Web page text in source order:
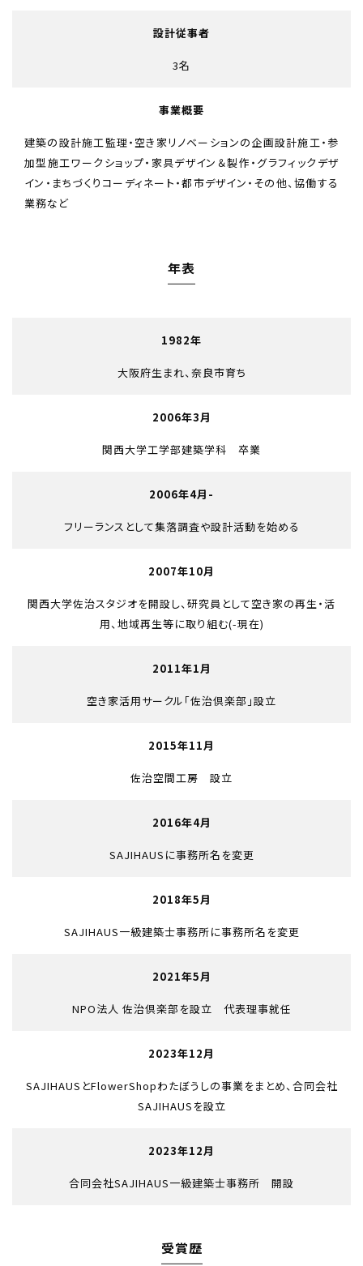
設計従事者
3名
事業概要
建築の設計施工監理・空き家リノベーションの企画設計施工・参
加型施工ワークショップ・家具デザイン＆製作・グラフィックデザ
イン・まちづくりコーディネート・都市デザイン・その他、協働する
業務など
年表
1982年
大阪府生まれ、奈良市育ち
2006年3月
関西大学工学部建築学科 卒業
2006年4月-
フリーランスとして集落調査や設計活動を始める
2007年10月
関西大学佐治スタジオを開設し、研究員として空き家の再生・活
用、地域再生等に取り組む(-現在)
2011年1月
空き家活用サークル「佐治倶楽部」設立
2015年11月
佐治空間工房 設立
2016年4月
SAJIHAUSに事務所名を変更
2018年5月
SAJIHAUS一級建築士事務所に事務所名を変更
2021年5月
NPO法人 佐治倶楽部を設立 代表理事就任
2023年12月
SAJIHAUSとFlowerShopわたぼうしの事業をまとめ、合同会社
SAJIHAUSを設立
2023年12月
合同会社SAJIHAUS一級建築士事務所 開設
受賞歴